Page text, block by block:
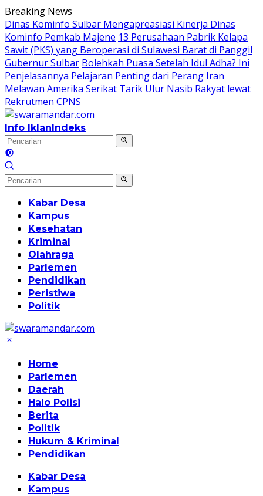
Langsung
ke
konten
Breaking News
Dinas Kominfo Sulbar Mengapreasiasi Kinerja Dinas
Kominfo Pemkab Majene 13 Perusahaan Pabrik Kelapa
Sawit (PKS) yang Beroperasi di Sulawesi Barat di Panggil
Gubernur Sulbar Bolehkah Puasa Setelah Idul Adha? Ini
Penjelasannya Pelajaran Penting dari Perang Iran
Melawan Amerika Serikat Tarik Ulur Nasib Rakyat lewat
Rekrutmen CPNS
Info IklanIndeks
Kabar Desa
Kampus
Kesehatan
Kriminal
Olahraga
Parlemen
Pendidikan
Peristiwa
Politik
Home
Parlemen
Daerah
Halo Polisi
Berita
Politik
Hukum & Kriminal
Pendidikan
Kabar Desa
Kampus